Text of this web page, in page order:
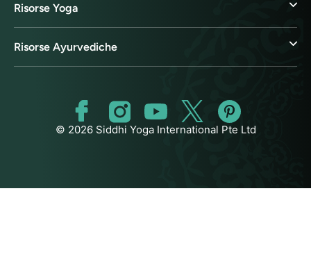
Risorse Yoga
Risorse Ayurvediche
© 2026 Siddhi Yoga International Pte Ltd